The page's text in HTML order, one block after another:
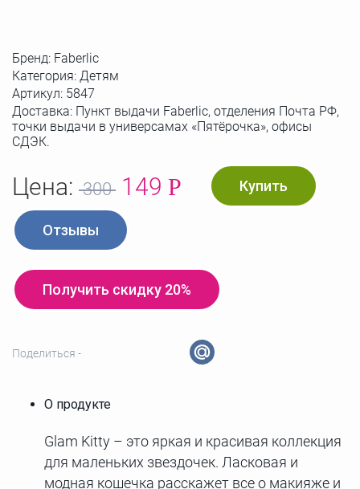
Бренд: Faberlic
Категория: Детям
Артикул: 5847
Доставка: Пункт выдачи Faberlic, отделения Почта РФ,
точки выдачи в универсамах «Пятёрочка», офисы
СДЭК.
Цена: 300 149 Р Купить
Отзывы
Получить скидку 20%
Поделиться -
О продукте
Glam Kitty – это яркая и красивая коллекция
для маленьких звездочек. Ласковая и
модная кошечка расскажет все о макияже и